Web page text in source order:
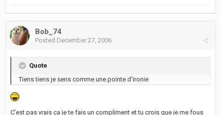
Bob_74
Posted December 27, 2006
Quote
Tiens tiens je sens comme une pointe d'ironie
C'est pas vrais ca je te fais un compliment et tu crois que je me fous